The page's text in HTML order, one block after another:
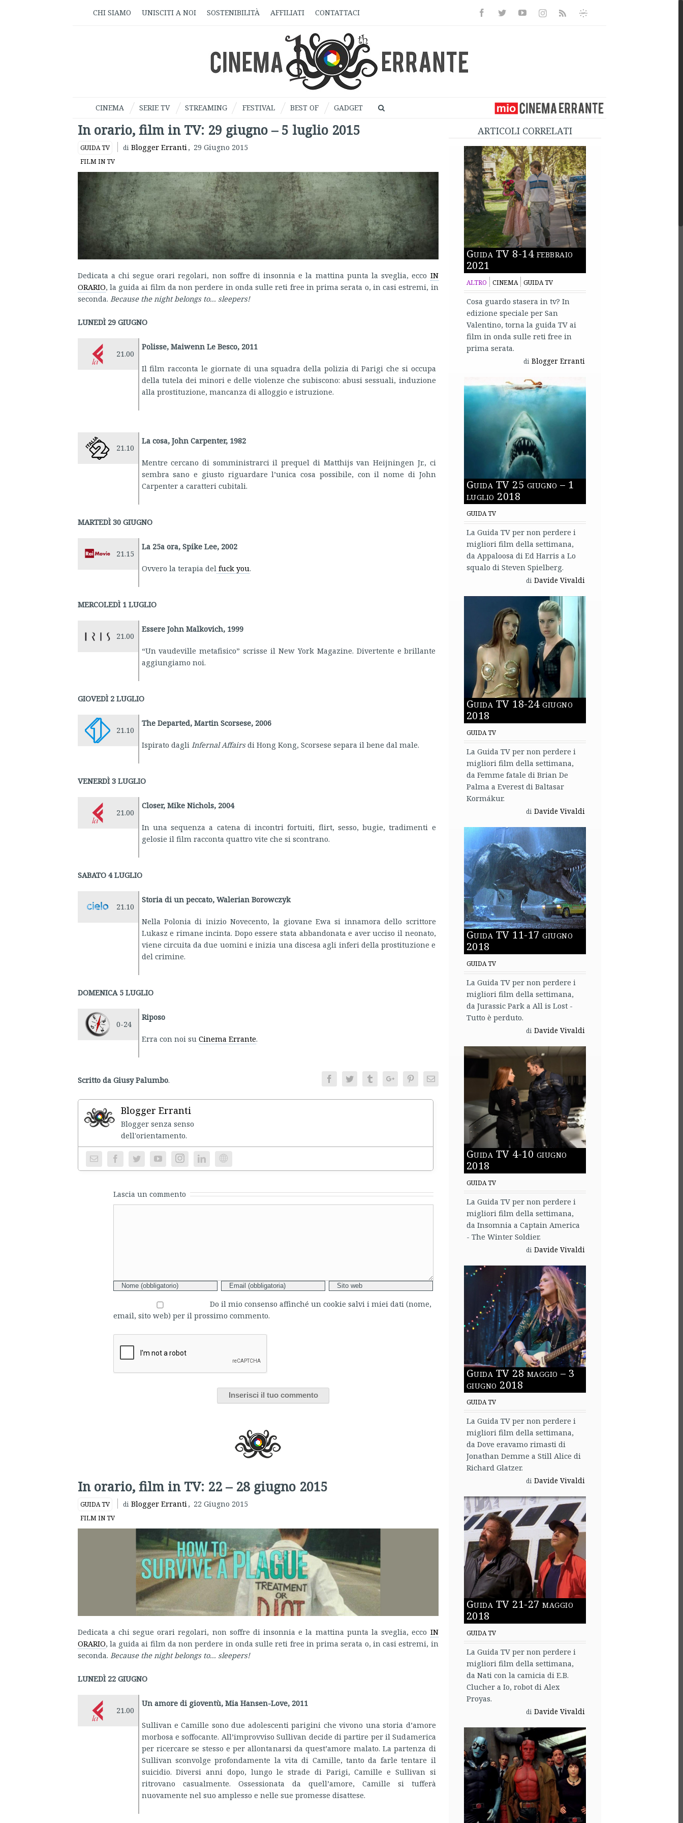
CHI SIAMO UNISCITI A NOI SOSTENIBILITÀ AFFILIATI CONTATTACI FacebookTwitterYoutubeInstagramRss
Informativa
CINEMA SERIE TV STREAMING FESTIVAL BEST OF GADGET
In orario, film in TV: 29 giugno – 5 luglio 2015
GUIDA TV di Blogger Erranti, 29 Giugno 2015
FILM IN TV
Dedicata a chi segue orari regolari, non soffre di insonnia e la mattina punta la sveglia, ecco IN
ORARIO, la guida ai film da non perdere in onda sulle reti free in prima serata o, in casi estremi, in
seconda. Because the night belongs to... sleepers!
LUNEDÌ 29 GIUGNO
21.00
Polisse, Maiwenn Le Besco, 2011
Il film racconta le giornate di una squadra della polizia di Parigi che si occupa
della tutela dei minori e delle violenze che subiscono: abusi sessuali, induzione
alla prostituzione, mancanza di alloggio e istruzione.
21.10
La cosa, John Carpenter, 1982
Mentre cercano di somministrarci il prequel di Matthijs van Heijningen Jr., ci
sembra sano e giusto riguardare l’unica cosa possibile, con il nome di John
Carpenter a caratteri cubitali.
MARTEDÌ 30 GIUGNO
21.15
La 25a ora, Spike Lee, 2002
Ovvero la terapia del fuck you.
MERCOLEDÌ 1 LUGLIO
21.00
Essere John Malkovich, 1999
“Un vaudeville metafisico” scrisse il New York Magazine. Divertente e brillante
aggiungiamo noi.
GIOVEDÌ 2 LUGLIO
21.10
The Departed, Martin Scorsese, 2006
Ispirato dagli Infernal Affairsdi Hong Kong, Scorsese separa il bene dal male.
VENERDÌ 3 LUGLIO
21.00
Closer, Mike Nichols, 2004
In una sequenza a catena di incontri fortuiti, flirt, sesso, bugie, tradimenti e
gelosie il film racconta quattro vite che si scontrano.
SABATO 4 LUGLIO
21.10
Storia di un peccato, Walerian Borowczyk
Nella Polonia di inizio Novecento, la giovane Ewa si innamora dello scrittore
Lukasz e rimane incinta. Dopo essere stata abbandonata e aver ucciso il neonato,
viene circuita da due uomini e inizia una discesa agli inferi della prostituzione e
del crimine.
DOMENICA 5 LUGLIO
0-24
Riposo
Erra con noi su Cinema Errante.
Scritto da Giusy Palumbo. FacebookTwitter TumblrGoogle+PinterestEmail
Blogger Erranti
Blogger senza senso
dell'orientamento.
Instagram Website
Lascia un commento
Do il mio consenso affinché un cookie salvi i miei dati (nome,
email, sito web) per il prossimo commento.
In orario, film in TV: 22 – 28 giugno 2015
GUIDA TV di Blogger Erranti, 22 Giugno 2015
FILM IN TV
Dedicata a chi segue orari regolari, non soffre di insonnia e la mattina punta la sveglia, ecco IN
ORARIO, la guida ai film da non perdere in onda sulle reti free in prima serata o, in casi estremi, in
seconda. Because the night belongs to... sleepers!
LUNEDÌ 22 GIUGNO
21.00
Un amore di gioventù, Mia Hansen-Love, 2011
Sullivan e Camille sono due adolescenti parigini che vivono una storia d’amore
morbosa e soffocante. All’improvviso Sullivan decide di partire per il Sudamerica
per ricercare se stesso e per allontanarsi da quest’amore malato. La partenza di
Sullivan sconvolge profondamente la vita di Camille, tanto da farle tentare il
suicidio. Diversi anni dopo, lungo le strade di Parigi, Camille e Sullivan si
ritrovano casualmente. Ossessionata da quell’amore, Camille si tufferà
nuovamente nel suo amplesso e nelle sue promesse disattese.
ARTICOLI CORRELATI
Guida TV 8-14 febbraio
2021
ALTRO CINEMA GUIDA TV
Cosa guardo stasera in tv? In
edizione speciale per San
Valentino, torna la guida TV ai
film in onda sulle reti free in
prima serata.
di Blogger Erranti
Guida TV 25 giugno – 1
luglio 2018
GUIDA TV
La Guida TV per non perdere i
migliori film della settimana,
da Appaloosa di Ed Harris a Lo
squalo di Steven Spielberg.
di Davide Vivaldi
Guida TV 18-24 giugno
2018
GUIDA TV
La Guida TV per non perdere i
migliori film della settimana,
da Femme fatale di Brian De
Palma a Everest di Baltasar
Kormákur.
di Davide Vivaldi
Guida TV 11-17 giugno
2018
GUIDA TV
La Guida TV per non perdere i
migliori film della settimana,
da Jurassic Park a All is Lost -
Tutto è perduto.
di Davide Vivaldi
Guida TV 4-10 giugno
2018
GUIDA TV
La Guida TV per non perdere i
migliori film della settimana,
da Insomnia a Captain America
- The Winter Soldier.
di Davide Vivaldi
Guida TV 28 maggio – 3
giugno 2018
GUIDA TV
La Guida TV per non perdere i
migliori film della settimana,
da Dove eravamo rimasti di
Jonathan Demme a Still Alice di
Richard Glatzer.
di Davide Vivaldi
Guida TV 21-27 maggio
2018
GUIDA TV
La Guida TV per non perdere i
migliori film della settimana,
da Nati con la camicia di E.B.
Clucher a Io, robot di Alex
Proyas.
di Davide Vivaldi